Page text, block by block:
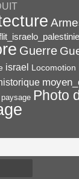
Guerre
israel Locomotion
paysage Photo